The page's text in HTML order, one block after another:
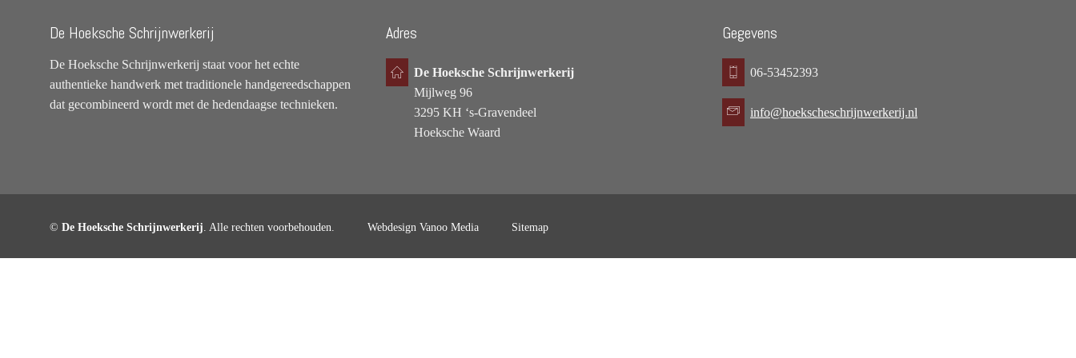
De Hoeksche Schrijnwerkerij
De Hoeksche Schrijnwerkerij staat voor het echte
authentieke handwerk met traditionele handgereedschappen
dat gecombineerd wordt met de hedendaagse technieken.
Adres
De Hoeksche Schrijnwerkerij
Mijlweg 96
3295 KH ‘s-Gravendeel
Hoeksche Waard
Gegevens
06-53452393
info@hoekscheschrijnwerkerij.nl
© De Hoeksche Schrijnwerkerij. Alle rechten voorbehouden. Webdesign Vanoo Media Sitemap